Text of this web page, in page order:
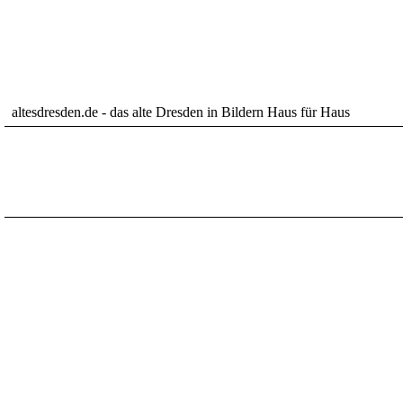
altesdresden.de - das alte Dresden in Bildern Haus für Haus